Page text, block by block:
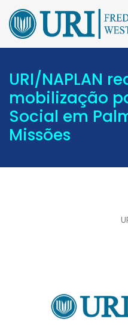
URI/NAPLAN
mobilização
Social em
Missões